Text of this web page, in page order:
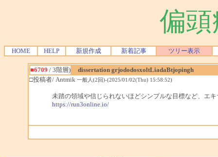
偏
HOME HELP 新規作成 新着記事 ツリー表示
■6709 / 3階層)
dissertation grjododosxoltLiadaBtjopingh
□投稿者/ Antmik 一般人(2回)-(2025/01/02(Thu) 15:58:52)
未踏の領域や信じられないほどシンプルな目標など、エ
https://run3online.io/